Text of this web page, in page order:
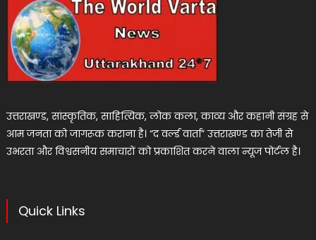
उत्तराखण्ड, सांस्कृतिक, साहित्यिक, लोक कला, काव्य और कहानी संग्रह से
आम जनता को जागरूक कराना है। “द वर्ल्ड वार्ता” उत्तराखण्ड का तेजी से
उभरता और विश्वसनीय समाचारों को प्रकाशित करने वाला न्यूज पोर्टल है।
Quick Links